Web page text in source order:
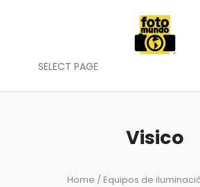
SELECT PAGE
Visico
Home / Equipos de